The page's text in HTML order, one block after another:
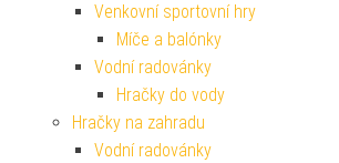
Venkovní sportovní hry
Míče a balónky
Vodní radovánky
Hračky do vody
Hračky na zahradu
Vodní radovánky